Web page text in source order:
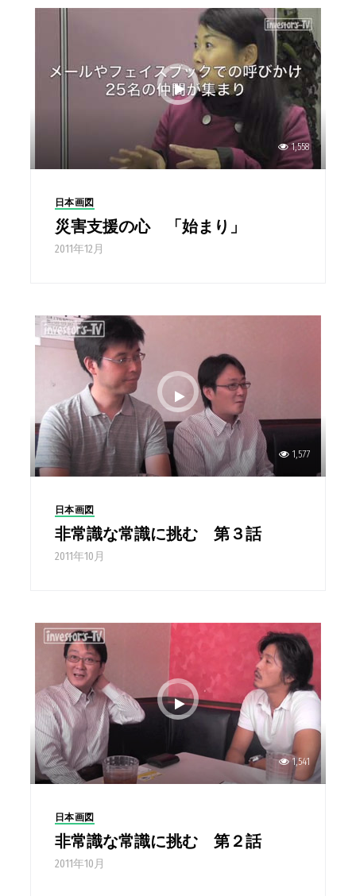
1,558
日本画図
災害支援の心 「始まり」
2011年12月
1,577
日本画図
非常識な常識に挑む 第３話
2011年10月
1,541
日本画図
非常識な常識に挑む 第２話
2011年10月